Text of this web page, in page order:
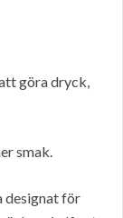
göra dryck,
smak.
designat för